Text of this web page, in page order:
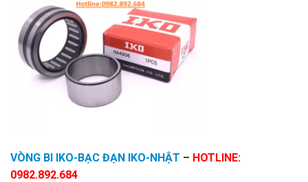
VÒNG BI IKO-BẠC ĐẠN IKO-NHẬT – HOTLINE:
0982.892.684